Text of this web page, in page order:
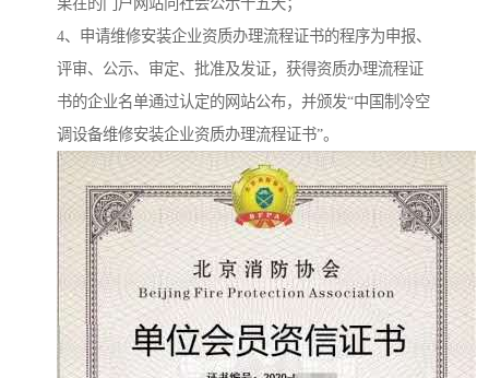
果在的门户网站向社会公示十五天；
4、申请维修安装企业资质办理流程证书的程序为申报、
评审、公示、审定、批准及发证，获得资质办理流程证
书的企业名单通过认定的网站公布，并颁发“中国制冷空
调设备维修安装企业资质办理流程证书”。